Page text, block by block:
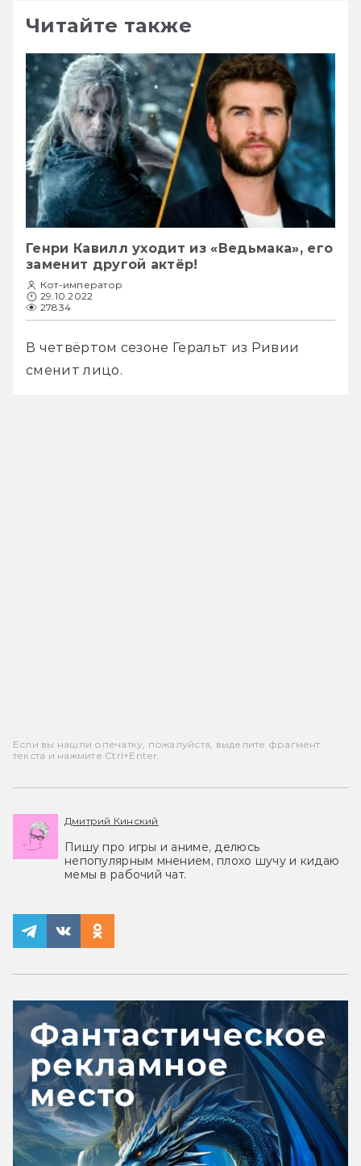
Читайте также
Генри Кавилл уходит из «Ведьмака», его
заменит другой актёр!
Кот-император
29.10.2022
27834
В четвёртом сезоне Геральт из Ривии
сменит лицо.
Если вы нашли опечатку, пожалуйста, выделите фрагмент
текста и нажмите Ctrl+Enter.
Дмитрий Кинский
Пишу про игры и аниме, делюсь
непопулярным мнением, плохо шучу и кидаю
мемы в рабочий чат.